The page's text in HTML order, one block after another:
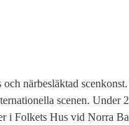
närbesläktad
scenen. Under
i Folkets Hus vid Norra